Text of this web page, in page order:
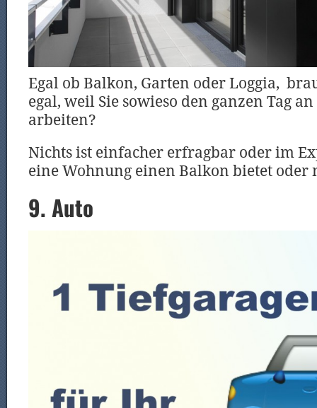
Egal ob Balkon, Garten oder Loggia,
egal, weil Sie sowieso den ganzen Tag
arbeiten?
Nichts ist einfacher erfragbar oder im
eine Wohnung einen Balkon bietet oder
9. Auto